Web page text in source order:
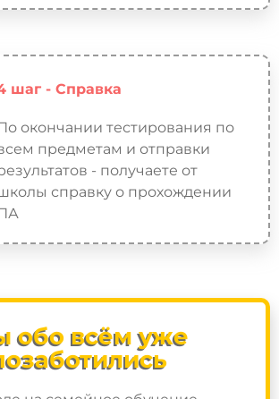
шаг - Справка
окончании тестирования по
предметам и отправки
- получаете от
справку о прохождении
обо всём уже